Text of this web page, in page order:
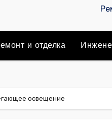
и отделка
освещение